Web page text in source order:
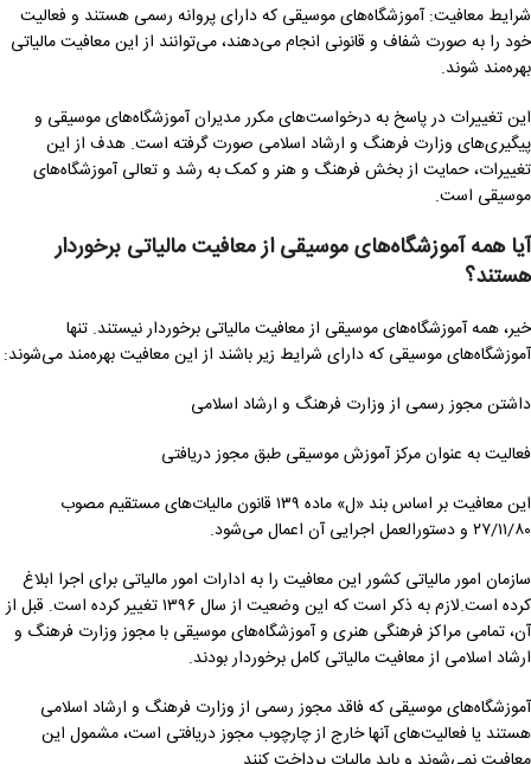
شرایط معافیت: آموزشگاه‌های موسیقی که دارای پروانه رسمی هستند و فعالیت
خود را به صورت شفاف و قانونی انجام می‌دهند، می‌توانند از این معافیت مالیاتی
بهره‌مند شوند.
این تغییرات در پاسخ به درخواست‌های مکرر مدیران آموزشگاه‌های موسیقی و
پیگیری‌های وزارت فرهنگ و ارشاد اسلامی صورت گرفته است. هدف از این
تغییرات، حمایت از بخش فرهنگ و هنر و کمک به رشد و تعالی آموزشگاه‌های
موسیقی است.
آیا همه آموزشگاه‌های موسیقی از معافیت مالیاتی برخوردار
هستند؟
خیر، همه آموزشگاه‌های موسیقی از معافیت مالیاتی برخوردار نیستند. تنها
آموزشگاه‌های موسیقی که دارای شرایط زیر باشند از این معافیت بهره‌مند می‌شوند:
داشتن مجوز رسمی از وزارت فرهنگ و ارشاد اسلامی
فعالیت به عنوان مرکز آموزش موسیقی طبق مجوز دریافتی
این معافیت بر اساس بند «ل» ماده ۱۳۹ قانون مالیات‌های مستقیم مصوب
۲۷/۱۱/۸۰ و دستورالعمل اجرایی آن اعمال می‌شود.
سازمان امور مالیاتی کشور این معافیت را به ادارات امور مالیاتی برای اجرا ابلاغ
کرده است.لازم به ذکر است که این وضعیت از سال ۱۳۹۶ تغییر کرده است. قبل از
آن، تمامی مراکز فرهنگی هنری و آموزشگاه‌های موسیقی با مجوز وزارت فرهنگ و
ارشاد اسلامی از معافیت مالیاتی کامل برخوردار بودند.
آموزشگاه‌های موسیقی که فاقد مجوز رسمی از وزارت فرهنگ و ارشاد اسلامی
هستند یا فعالیت‌های آنها خارج از چارچوب مجوز دریافتی است، مشمول این